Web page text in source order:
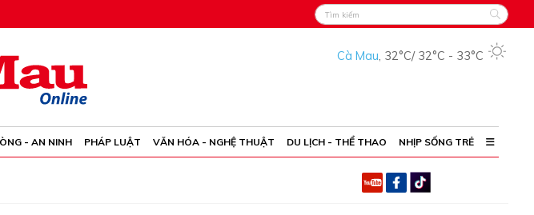
Cà Mau, 32°C/ 32°C - 33°C
- AN NINH PHÁP LUẬT VĂN HÓA - NGHỆ THUẬT DU LỊCH - THỂ THAO NHỊP SỐNG TRẺ